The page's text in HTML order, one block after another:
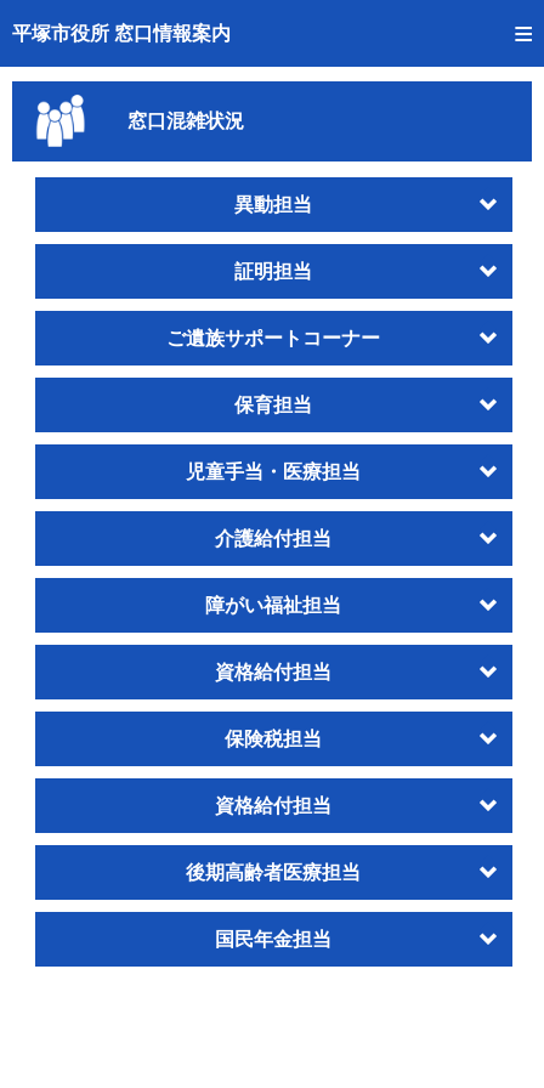
平塚市役所 窓口情報案内
トップページへ
ご利用方法
事前予約
窓口混雑状況
待ち状況確認
窓口混雑状況
異動担当
証明担当
ご遺族サポートコーナー
保育担当
児童手当・医療担当
介護給付担当
障がい福祉担当
資格給付担当
保険税担当
資格給付担当
後期高齢者医療担当
国民年金担当